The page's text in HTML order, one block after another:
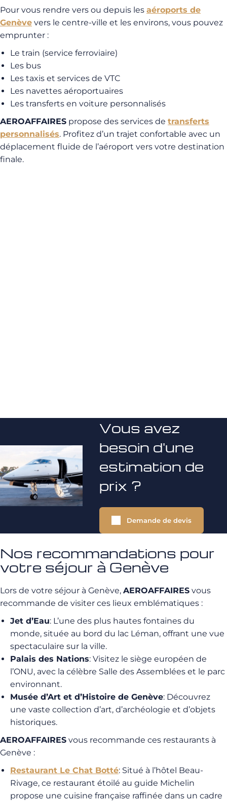
Pour vous rendre vers ou depuis les aéroports de
Genève vers le centre-ville et les environs, vous pouvez
emprunter :
Le train (service ferroviaire)
Les bus
Les taxis et services de VTC
Les navettes aéroportuaires
Les transferts en voiture personnalisés
AEROAFFAIRES propose des services de transferts
personnalisés. Profitez d’un trajet confortable avec un
déplacement fluide de l’aéroport vers votre destination
finale.
Vous avez
besoin d'une
estimation de
prix ?
Demande de devis
Nos recommandations pour
votre séjour à Genève
Lors de votre séjour à Genève, AEROAFFAIRES vous
recommande de visiter ces lieux emblématiques :
Jet d’Eau: L’une des plus hautes fontaines du
monde, située au bord du lac Léman, offrant une vue
spectaculaire sur la ville.
Palais des Nations: Visitez le siège européen de
l’ONU, avec la célèbre Salle des Assemblées et le parc
environnant.
Musée d’Art et d’Histoire de Genève: Découvrez
une vaste collection d’art, d’archéologie et d’objets
historiques.
AEROAFFAIRES vous recommande ces restaurants à
Genève :
Restaurant Le Chat Botté: Situé à l’hôtel Beau-
Rivage, ce restaurant étoilé au guide Michelin
propose une cuisine française raffinée dans un cadre